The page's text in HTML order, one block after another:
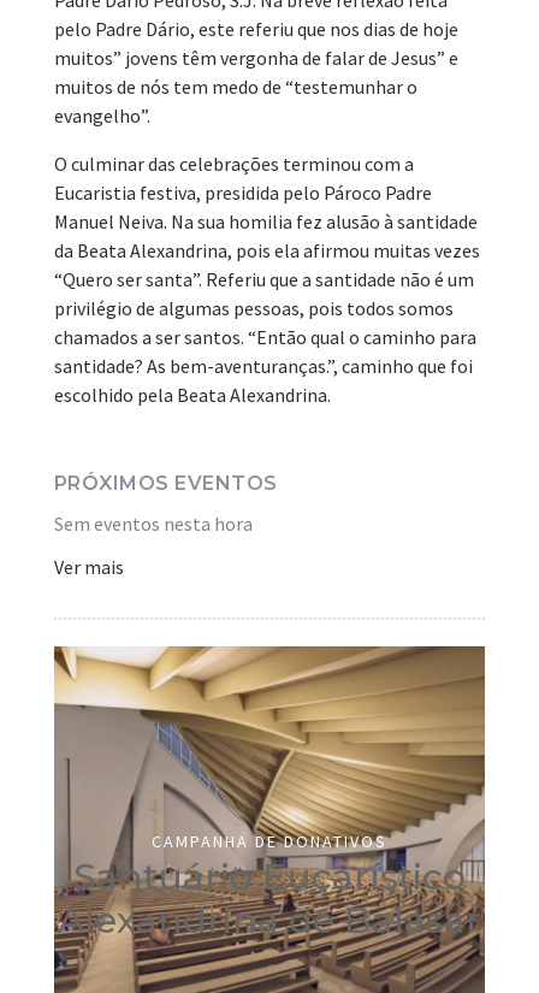
pelo Padre Dário, este referiu que nos dias de hoje
muitos” jovens têm vergonha de falar de Jesus” e
muitos de nós tem medo de “testemunhar o
evangelho”.
O culminar das celebrações terminou com a
Eucaristia festiva, presidida pelo Pároco Padre
Manuel Neiva. Na sua homilia fez alusão à santidade
da Beata Alexandrina, pois ela afirmou muitas vezes
“Quero ser santa”. Referiu que a santidade não é um
privilégio de algumas pessoas, pois todos somos
chamados a ser santos. “Então qual o caminho para
santidade? As bem-aventuranças.”, caminho que foi
escolhido pela Beata Alexandrina.
PRÓXIMOS EVENTOS
Sem eventos nesta hora
Ver mais
CAMPANHA DE DONATIVOS
Santuário Eucarístico
Alexandrina de Balasar